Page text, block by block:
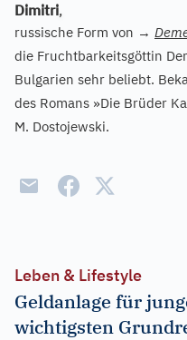
Dimitri,
russische Form von →
die Fruchtbarkeitsgöttin
Bulgarien sehr beliebt.
des Romans »Die Brüder
M. Dostojewski.
Leben & Lifestyle
Geldanlage für
wichtigsten